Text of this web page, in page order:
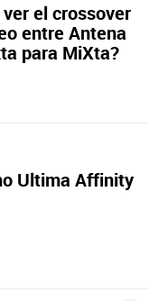
el crossover
entre Antena
para MiXta?
Ultima Affinity